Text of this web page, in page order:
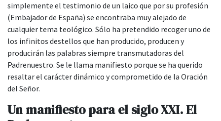
simplemente el testimonio de un laico que por su profesión
(Embajador de España) se encontraba muy alejado de
cualquier tema teológico. Sólo ha pretendido recoger uno de
los infinitos destellos que han producido, producen y
producirán las palabras siempre transmutadoras del
Padrenuestro. Se le llama manifiesto porque se ha querido
resaltar el carácter dinámico y comprometido de la Oración
del Señor.
Un manifiesto para el siglo XXI. El